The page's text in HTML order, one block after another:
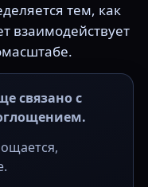
тем, как
взаимодействует
связано с